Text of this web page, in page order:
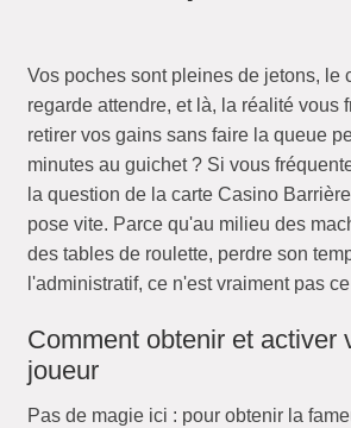
Vos poches sont pleines de jetons, le
regarde attendre, et là, la réalité vous
retirer vos gains sans faire la queue
minutes au guichet ? Si vous
la question de la carte Casino
pose vite. Parce qu'au milieu des
des tables de roulette, perdre son
l'administratif, ce n'est vraiment pas
Comment obtenir et activer
joueur
Pas de magie ici : pour obtenir la